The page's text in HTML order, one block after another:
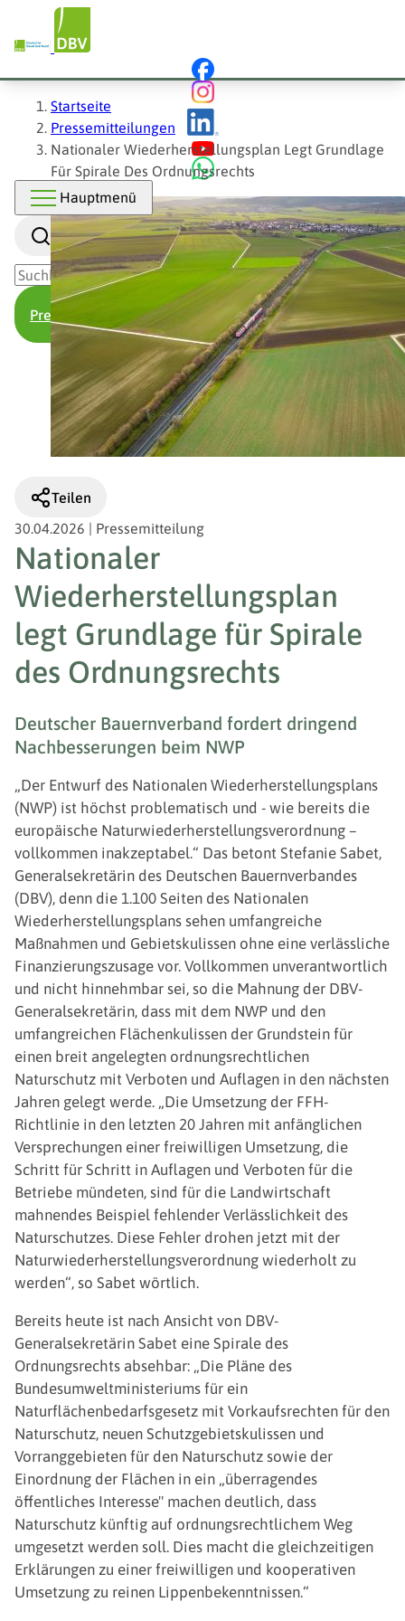
Inhalt
Hauptnavigation
Hauptmenü
Suche
Presse
Pfadnavigation
Startseite
Pressemitteilungen
Nationaler Wiederherstellungsplan Legt Grundlage
Für Spirale Des Ordnungsrechts
Teilen
30.04.2026 | Pressemitteilung
Nationaler
Wiederherstellungsplan
legt Grundlage für Spirale
des Ordnungsrechts
Deutscher Bauernverband fordert dringend
Nachbesserungen beim NWP
„Der Entwurf des Nationalen Wiederherstellungsplans
(NWP) ist höchst problematisch und - wie bereits die
europäische Naturwiederherstellungsverordnung –
vollkommen inakzeptabel.“ Das betont Stefanie Sabet,
Generalsekretärin des Deutschen Bauernverbandes
(DBV), denn die 1.100 Seiten des Nationalen
Wiederherstellungsplans sehen umfangreiche
Maßnahmen und Gebietskulissen ohne eine verlässliche
Finanzierungszusage vor. Vollkommen unverantwortlich
und nicht hinnehmbar sei, so die Mahnung der DBV-
Generalsekretärin, dass mit dem NWP und den
umfangreichen Flächenkulissen der Grundstein für
einen breit angelegten ordnungsrechtlichen
Naturschutz mit Verboten und Auflagen in den nächsten
Jahren gelegt werde. „Die Umsetzung der FFH-
Richtlinie in den letzten 20 Jahren mit anfänglichen
Versprechungen einer freiwilligen Umsetzung, die
Schritt für Schritt in Auflagen und Verboten für die
Betriebe mündeten, sind für die Landwirtschaft
mahnendes Beispiel fehlender Verlässlichkeit des
Naturschutzes. Diese Fehler drohen jetzt mit der
Naturwiederherstellungsverordnung wiederholt zu
werden“, so Sabet wörtlich.
Bereits heute ist nach Ansicht von DBV-
Generalsekretärin Sabet eine Spirale des
Ordnungsrechts absehbar: „Die Pläne des
Bundesumweltministeriums für ein
Naturflächenbedarfsgesetz mit Vorkaufsrechten für den
Naturschutz, neuen Schutzgebietskulissen und
Vorranggebieten für den Naturschutz sowie der
Einordnung der Flächen in ein „überragendes
öffentliches Interesse" machen deutlich, dass
Naturschutz künftig auf ordnungsrechtlichem Weg
umgesetzt werden soll. Dies macht die gleichzeitigen
Erklärungen zu einer freiwilligen und kooperativen
Umsetzung zu reinen Lippenbekenntnissen.“